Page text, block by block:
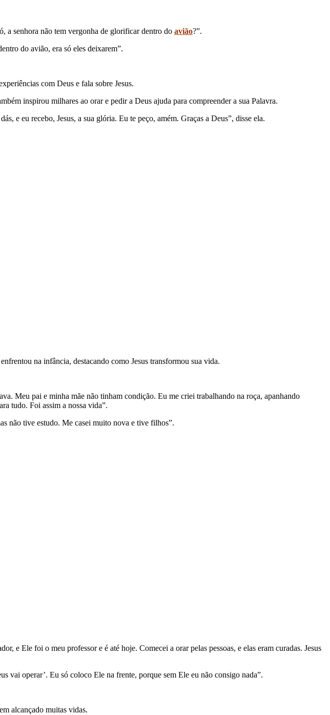
a senhora não tem vergonha de glorificar dentro do avião?”.
do avião, era só eles deixarem”.
com Deus e fala sobre Jesus.
inspirou milhares ao orar e pedir a Deus ajuda para compreender a sua Palavra.
e eu recebo, Jesus, a sua glória. Eu te peço, amém. Graças a Deus”, disse ela.
na infância, destacando como Jesus transformou sua vida.
Meu pai e minha mãe não tinham condição. Eu me criei trabalhando na roça, apanhando
tudo. Foi assim a nossa vida”.
não tive estudo. Me casei muito nova e tive filhos”.
e Ele foi o meu professor e é até hoje. Comecei a orar pelas pessoas, e elas eram curadas. Jesus
vai operar’. Eu só coloco Ele na frente, porque sem Ele eu não consigo nada”.
alcançado muitas vidas.